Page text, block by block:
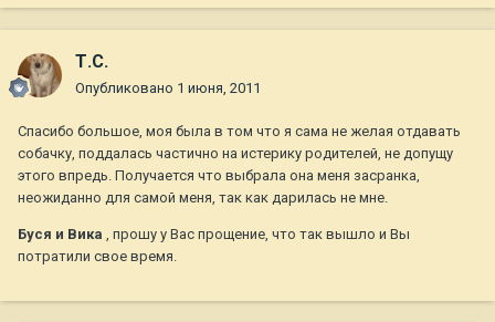
Т.С.
Опубликовано 1 июня, 2011
Спасибо большое, моя была в том что я сама не желая отдавать
собачку, поддалась частично на истерику родителей, не допущу
этого впредь. Получается что выбрала она меня засранка,
неожиданно для самой меня, так как дарилась не мне.
Буся и Вика , прошу у Вас прощение, что так вышло и Вы
потратили свое время.